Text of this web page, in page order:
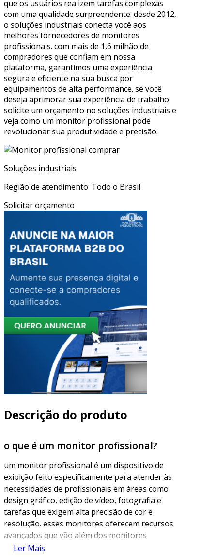
que os usuários realizem tarefas complexas
com uma qualidade surpreendente. desde 2012,
o soluções industriais conecta você aos
melhores fornecedores de monitores
profissionais. com mais de 1,6 milhão de
compradores que confiam em nossa
plataforma, garantimos uma experiência
segura e eficiente na sua busca por
equipamentos de alta performance. se você
deseja aprimorar sua experiência de trabalho,
solicite um orçamento no soluções industriais e
veja como um monitor profissional pode
revolucionar sua produtividade e precisão.
Soluções industriais
Região de atendimento: Todo o Brasil
Solicitar orçamento
Descrição do produto
o que é um monitor profissional?
um monitor profissional é um dispositivo de
exibição feito especificamente para atender às
necessidades de profissionais em áreas como
design gráfico, edição de vídeo, fotografia e
tarefas que exigem alta precisão de cor e
resolução. esses monitores oferecem recursos
avançados que vão além dos monitores
comuns, garantindo a melhor experiência
Ler Mais